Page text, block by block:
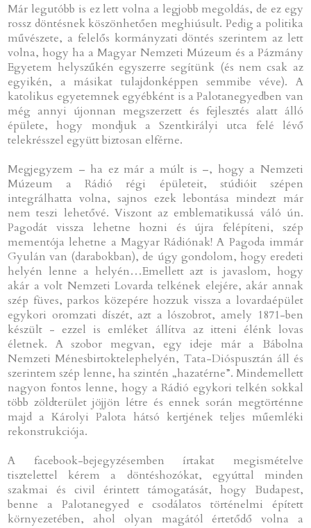
Már legutóbb is ez lett volna a legjobb megoldás, de ez egy
rossz döntésnek köszönhetően meghiúsult. Pedig a politika
művészete, a felelős kormányzati döntés szerintem az lett
volna, hogy ha a Magyar Nemzeti Múzeum és a Pázmány
Egyetem helyszűkén egyszerre segítünk (és nem csak az
egyikén, a másikat tulajdonképpen semmibe véve). A
katolikus egyetemnek egyébként is a Palotanegyedben van
még annyi újonnan megszerzett és fejlesztés alatt álló
épülete, hogy mondjuk a Szentkirályi utca felé lévő
telekrésszel együtt biztosan elférne.
Megjegyzem – ha ez már a múlt is –, hogy a Nemzeti
Múzeum a Rádió régi épületeit, stúdióit szépen
integrálhatta volna, sajnos ezek lebontása mindezt már
nem teszi lehetővé. Viszont az emblematikussá váló ún.
Pagodát vissza lehetne hozni és újra felépíteni, szép
mementója lehetne a Magyar Rádiónak! A Pagoda immár
Gyulán van (darabokban), de úgy gondolom, hogy eredeti
helyén lenne a helyén…Emellett azt is javaslom, hogy
akár a volt Nemzeti Lovarda telkének elejére, akár annak
szép füves, parkos közepére hozzuk vissza a lovardaépület
egykori oromzati díszét, azt a lószobrot, amely 1871-ben
készült - ezzel is emléket állítva az itteni élénk lovas
életnek. A szobor megvan, egy ideje már a Bábolna
Nemzeti Ménesbirtoktelephelyén, Tata-Dióspusztán áll és
szerintem szép lenne, ha szintén „hazatérne”. Mindemellett
nagyon fontos lenne, hogy a Rádió egykori telkén sokkal
több zöldterület jöjjön létre és ennek során megtörténne
majd a Károlyi Palota hátsó kertjének teljes műemléki
rekonstrukciója.
A facebook-bejegyzésemben írtakat megismételve
tisztelettel kérem a döntéshozókat, egyúttal minden
szakmai és civil érintett támogatását, hogy Budapest,
benne a Palotanegyed e csodálatos történelmi épített
környezetében, ahol olyan magától értetődő volna a